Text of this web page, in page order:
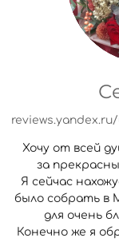
Хочу от всей
за
Я сейчас
было собрать в
для очень
Конечно же я